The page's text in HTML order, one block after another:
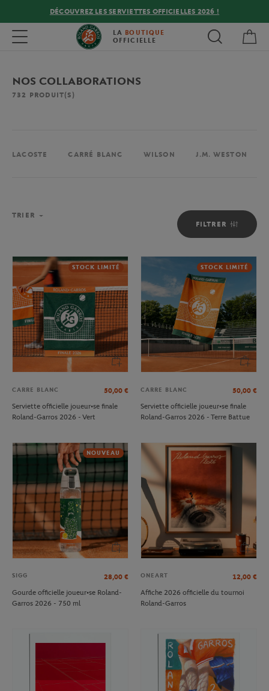
DÉCOUVREZ LES SERVIETTES OFFICIELLES 2026 !
Toggle navigation LA BOUTIQUE
OFFICIELLE
NOS COLLABORATIONS
732 PRODUIT(S)
LACOSTE CARRÉ BLANC WILSON J.M. WESTON
FILTRER
TRIER
STOCK LIMITÉ
CARRE BLANC 50,00 €
Serviette officielle joueur•se finale
Roland-Garros 2026 - Vert
STOCK LIMITÉ
CARRE BLANC 50,00 €
Serviette officielle joueur•se finale
Roland-Garros 2026 - Terre Battue
NOUVEAU
SIGG 28,00 €
Gourde officielle joueur•se Roland-
Garros 2026 - 750 ml
ONEART 12,00 €
Affiche 2026 officielle du tournoi
Roland-Garros